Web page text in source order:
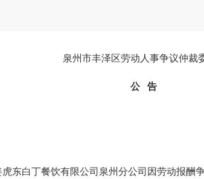
泉州市丰泽区劳动人事争议仲裁
公 告
虎东白丁餐饮有限公司泉州分公司 因劳动报酬